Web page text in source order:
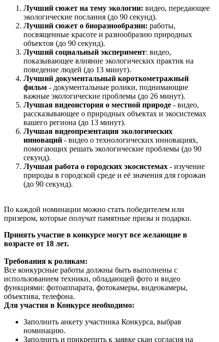
Лучший сюжет на тему экологии: видео, передающее
экологические послания (до 90 секунд).
Лучший сюжет о биоразнообразии: работы,
посвященные красоте и разнообразию природных
объектов (до 90 секунд).
Лучший социальный эксперимент: видео,
показывающее влияние экологических практик на
поведение людей (до 13 минут).
Лучший документальный короткометражный
фильм - документальные ролики, поднимающие
важные экологические проблемы (до 26 минут).
Лучшая видеоистория о местной природе - видео,
рассказывающее о природных объектах и экосистемах
вашего региона (до 13 минут).
Лучшая видеопрезентация экологических
инноваций - видео о технологических инновациях,
помогающих решать экологические проблемы (до 90
секунд).
Лучшая работа о городских экосистемах - изучение
природы в городской среде и её значения для горожан
(до 90 секунд).
По каждой номинации можно стать победителем или
призером, которые получат памятные призы и подарки.
Принять участие в конкурсе могут все желающие в
возрасте от 18 лет.
Требования к роликам:
Все конкурсные работы должны быть выполнены с
использованием техники, обладающей фото и видео
функциями: фотоаппарата, фотокамеры, видеокамеры,
объектива, телефона.
Для участия в Конкурсе необходимо:
Заполнить анкету участника Конкурса, выбрав
номинацию.
Заполнить и прикрепить к заявке скан согласия на